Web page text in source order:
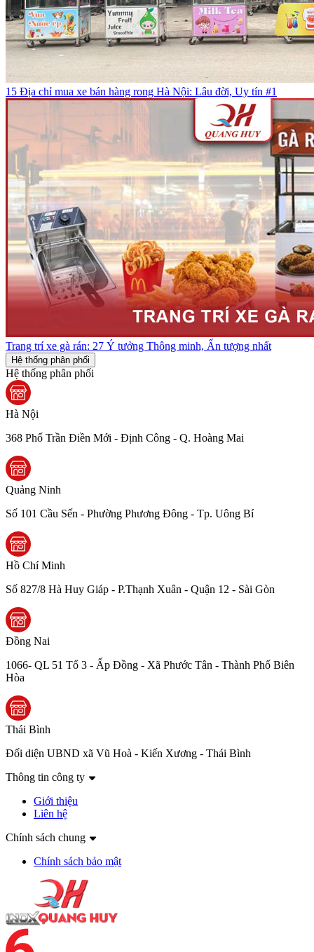
15 Địa chỉ mua xe bán hàng rong Hà Nội: Lâu đời, Uy tín #1
Trang trí xe gà rán: 27 Ý tưởng Thông minh, Ấn tượng nhất
Hệ thống phân phối
Hệ thống phân phối
Hà Nội
368 Phố Trần Điền Mới - Định Công - Q. Hoàng Mai
Quảng Ninh
Số 101 Cầu Sến - Phường Phương Đông - Tp. Uông Bí
Hồ Chí Minh
Số 827/8 Hà Huy Giáp - P.Thạnh Xuân - Quận 12 - Sài Gòn
Đồng Nai
1066- QL 51 Tổ 3 - Ấp Đồng - Xã Phước Tân - Thành Phố Biên
Hòa
Thái Bình
Đối diện UBND xã Vũ Hoà - Kiến Xương - Thái Bình
Thông tin công ty
Giới thiệu
Liên hệ
Chính sách chung
Chính sách bảo mật